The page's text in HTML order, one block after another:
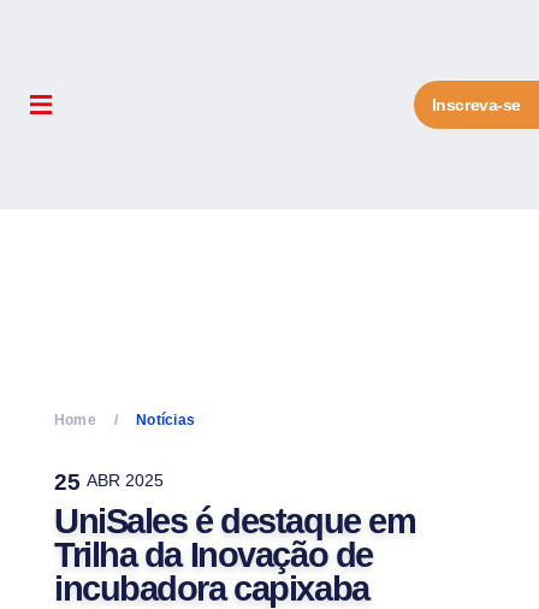
Inscreva-se
Home Notícias
25 ABR 2025
UniSales é destaque em
Trilha da Inovação de
incubadora capixaba